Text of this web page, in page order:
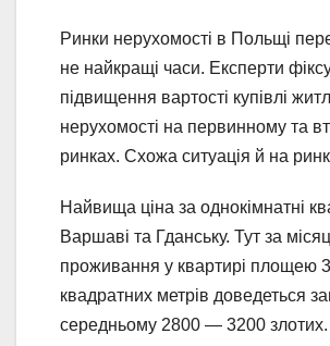
Ринки нерухомості в Польщі
не найкращі часи. Експерти
підвищення вартості купівлі
нерухомості на первинному та
ринках. Схожа ситуація й на
Найвища ціна за однокімнатні
Варшаві та Гданську. Тут за
проживання у квартирі площею
квадратних метрів доведеться
середньому 2800 — 3200